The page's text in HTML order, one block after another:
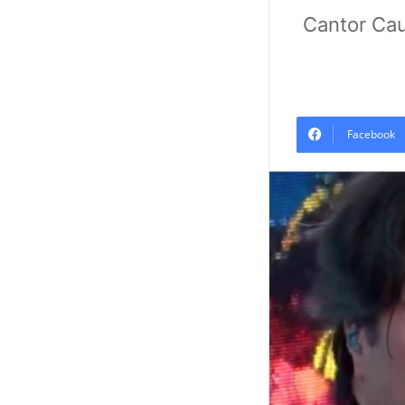
Cantor
Facebook